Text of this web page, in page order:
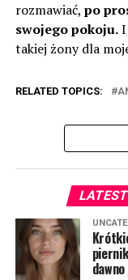
rozmawiać, po
swojego pokoju.I
takiej żony dla
RELATED TOPICS:
LATEST